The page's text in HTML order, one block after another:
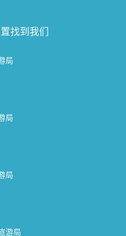
找到我们
局
局
局
游局